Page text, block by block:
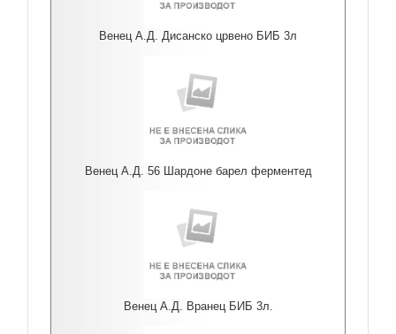
Венец А.Д. Дисанско црвено БИБ 3л
Венец А.Д. 56 Шардоне барел ферментед
Венец А.Д. Вранец БИБ 3л.